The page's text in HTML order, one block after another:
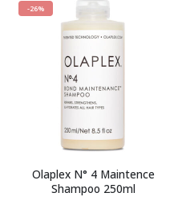
-26%
Olaplex N° 8 Bond Intense
Moisture Mask 100ml